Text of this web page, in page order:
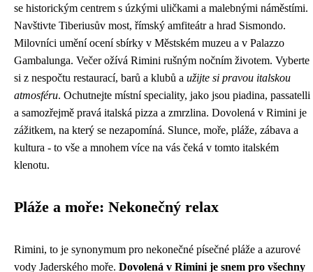
se historickým centrem s úzkými uličkami a malebnými náměstími.
Navštivte Tiberiusův most, římský amfiteátr a hrad Sismondo.
Milovníci umění ocení sbírky v Městském muzeu a v Palazzo
Gambalunga. Večer ožívá Rimini rušným nočním životem. Vyberte
si z nespočtu restaurací, barů a klubů a užijte si pravou italskou
atmosféru. Ochutnejte místní speciality, jako jsou piadina, passatelli
a samozřejmě pravá italská pizza a zmrzlina. Dovolená v Rimini je
zážitkem, na který se nezapomíná. Slunce, moře, pláže, zábava a
kultura - to vše a mnohem více na vás čeká v tomto italském
klenotu.
Pláže a moře: Nekonečný relax
Rimini, to je synonymum pro nekonečné písečné pláže a azurové
vody Jaderského moře. Dovolená v Rimini je snem pro všechny